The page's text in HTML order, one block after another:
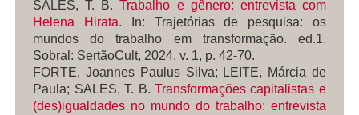
SALES, T. B.Trabalho e gênero: entrevista com
Helena Hirata. In: Trajetórias de pesquisa: os
mundos do trabalho em transformação. ed.1.
Sobral: SertãoCult, 2024, v. 1, p. 42-70.
FORTE, Joannes Paulus Silva; LEITE, Márcia de
Paula; SALES, T. B. Transformações capitalistas e
(des)igualdades no mundo do trabalho: entrevista